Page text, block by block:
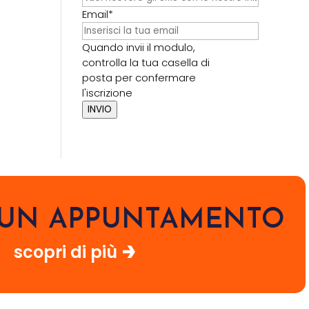
Email*
Quando invii il modulo,
controlla la tua casella di
posta per confermare
l'iscrizione
INVIO
APPUNTAMENTO
scopri di più